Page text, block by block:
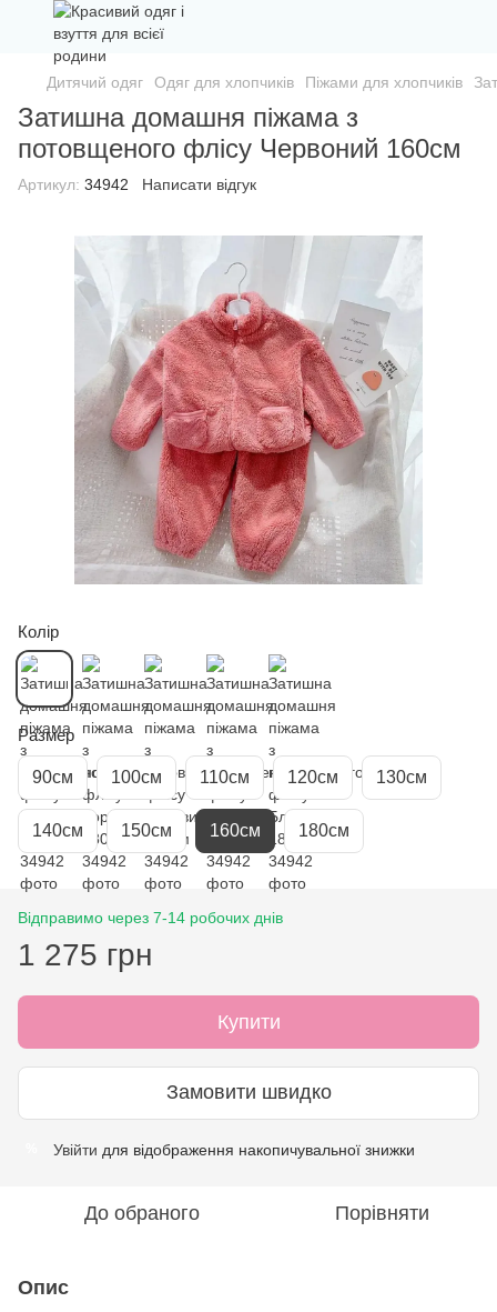
Дитячий одяг Одяг для хлопчиків Піжами для хлопчиків
Затишна домашня піжама з
потовщеного флісу Червоний 160см
Артикул: 34942 Написати відгук
Колір
Размер
90см 100см 110см 120см 130см
140см 150см 160см 180см
Відправимо через 7-14 робочих днів
1 275 грн
Купити
Замовити швидко
Увійти для відображення накопичувальної знижки
До обраного Порівняти
Опис